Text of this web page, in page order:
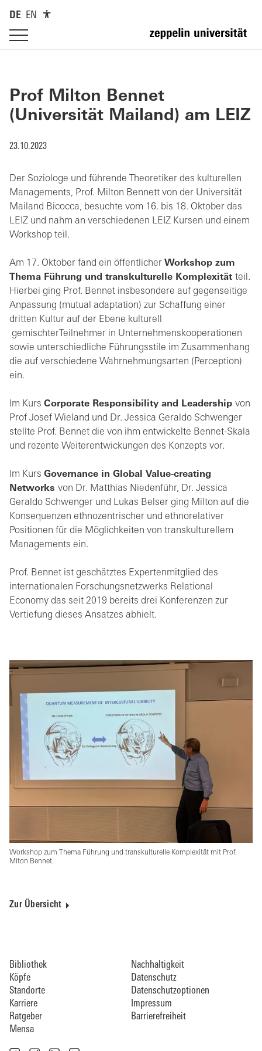
DE EN
Prof Milton Bennet
(Universität Mailand) am LEIZ
23.10.2023
Der Soziologe und führende Theoretiker des kulturellen
Managements, Prof. Milton Bennett von der Universität
Mailand Bicocca, besuchte vom 16. bis 18. Oktober das
LEIZ und nahm an verschiedenen LEIZ Kursen und einem
Workshop teil.
Am 17. Oktober fand ein öffentlicher Workshop zum
Thema Führung und transkulturelle Komplexität teil.
Hierbei ging Prof. Bennet insbesondere auf gegenseitige
Anpassung (mutual adaptation) zur Schaffung einer
dritten Kultur auf der Ebene kulturell
gemischterTeilnehmer in Unternehmenskooperationen
sowie unterschiedliche Führungsstile im Zusammenhang
die auf verschiedene Wahrnehmungsarten (Perception)
ein.
Im Kurs Corporate Responsibility and Leadership von
Prof Josef Wieland und Dr. Jessica Geraldo Schwenger
stellte Prof. Bennet die von ihm entwickelte Bennet-Skala
und rezente Weiterentwickungen des Konzepts vor.
Im Kurs Governance in Global Value-creating
Networks von Dr. Matthias Niedenführ, Dr. Jessica
Geraldo Schwenger und Lukas Belser ging Milton auf die
Konsequenzen ethnozentrischer und ethnorelativer
Positionen für die Möglichkeiten von transkulturellem
Managements ein.
Prof. Bennet ist geschätztes Expertenmitglied des
internationalen Forschungsnetzwerks Relational
Economy das seit 2019 bereits drei Konferenzen zur
Vertiefung dieses Ansatzes abhielt.
Workshop zum Thema Führung und transkulturelle Komplexität mit Prof.
Miton Bennet.
Zur Übersicht
Bibliothek
Köpfe
Standorte
Karriere
Ratgeber
Mensa
Nachhaltigkeit
Datenschutz
Datenschutzoptionen
Impressum
Barrierefreiheit